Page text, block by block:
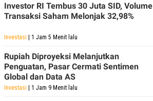
Investor RI Tembus 30 Juta SID, Volume
Transaksi Saham Melonjak 32,98%
Investasi | 1 Jam 5 Menit lalu
Rupiah Diproyeksi Melanjutkan
Penguatan, Pasar Cermati Sentimen
Global dan Data AS
Investasi | 1 Jam 9 Menit lalu